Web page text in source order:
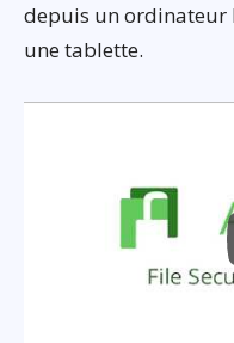
depuis un ordinateur
une tablette.